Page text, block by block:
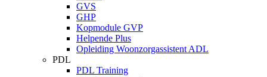
GVS
GHP
Kopmodule GVP
Helpende Plus
Opleiding Woonzorgassistent ADL
PDL
PDL Training